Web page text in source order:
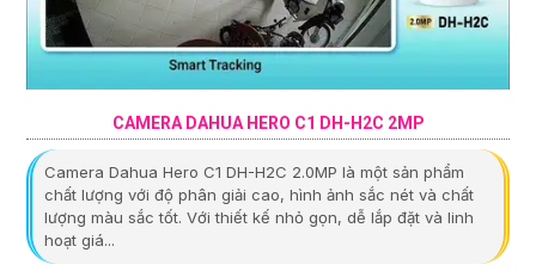
CAMERA DAHUA HERO C1 DH-H2C 2MP
Camera Dahua Hero C1 DH-H2C 2.0MP là một sản phẩm
chất lượng với độ phân giải cao, hình ảnh sắc nét và chất
lượng màu sắc tốt. Với thiết kế nhỏ gọn, dễ lắp đặt và linh
hoạt giá...